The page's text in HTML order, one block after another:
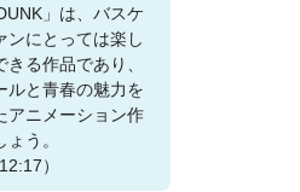
」は、バスケ
ンにとっては楽し
る作品であり、
ルと青春の魅力を
アニメーション作
う。
）